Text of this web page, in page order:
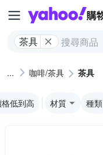
茶具
咖啡/茶具 茶具
低到高 材質 種類